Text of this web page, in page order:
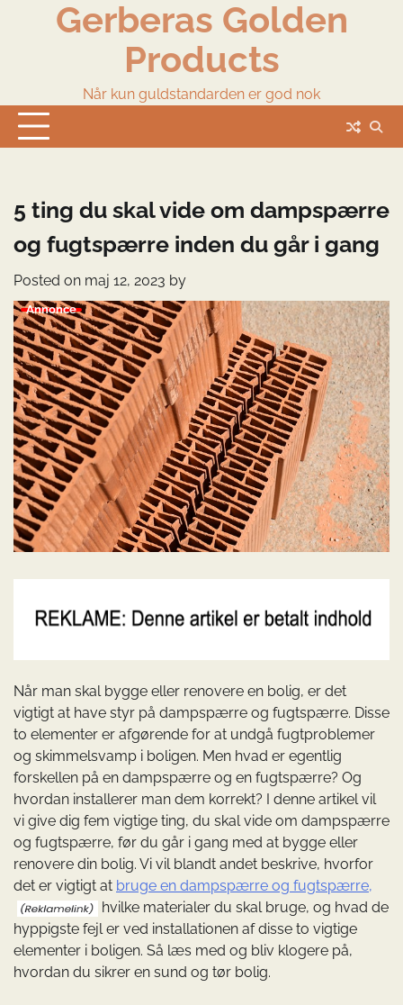
Gerberas Golden
Products
Når kun guldstandarden er god nok
5 ting du skal vide om dampspærre
og fugtspærre inden du går i gang
Posted on maj 12, 2023 by
Annonce
Når man skal bygge eller renovere en bolig, er det
vigtigt at have styr på dampspærre og fugtspærre. Disse
to elementer er afgørende for at undgå fugtproblemer
og skimmelsvamp i boligen. Men hvad er egentlig
forskellen på en dampspærre og en fugtspærre? Og
hvordan installerer man dem korrekt? I denne artikel vil
vi give dig fem vigtige ting, du skal vide om dampspærre
og fugtspærre, før du går i gang med at bygge eller
renovere din bolig. Vi vil blandt andet beskrive, hvorfor
det er vigtigt at bruge en dampspærre og fugtspærre,
hvilke materialer du skal bruge, og hvad de
hyppigste fejl er ved installationen af disse to vigtige
elementer i boligen. Så læs med og bliv klogere på,
hvordan du sikrer en sund og tør bolig.